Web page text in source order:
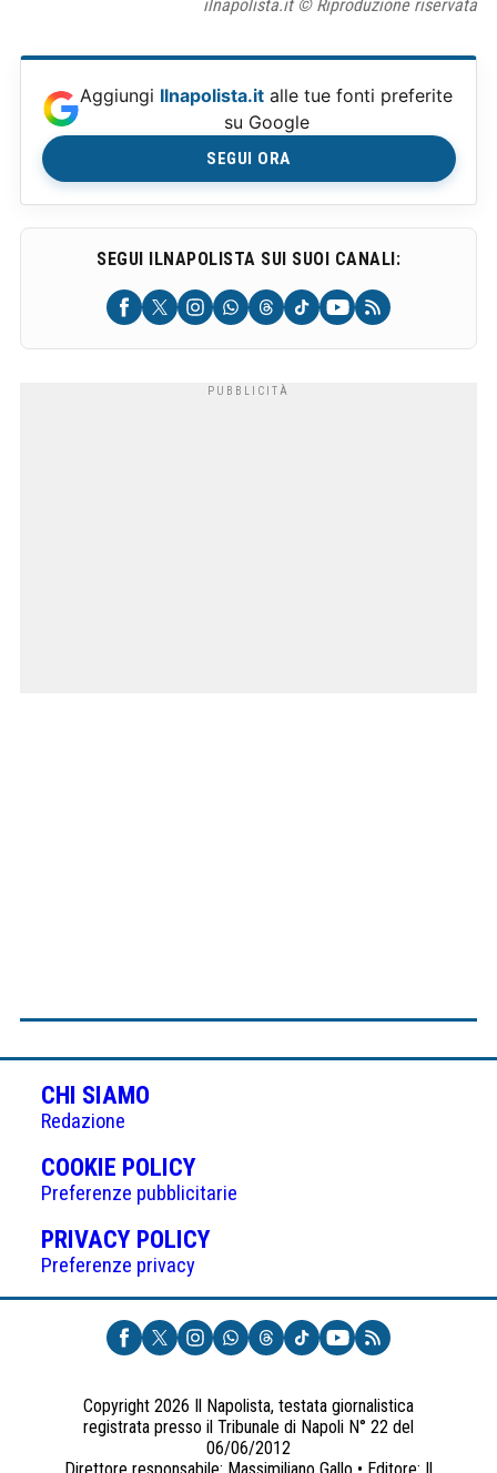
ilnapolista.it © Riproduzione riservata
Aggiungi Ilnapolista.it alle tue fonti preferite
su Google
SEGUI ORA
SEGUI ILNAPOLISTA SUI SUOI CANALI:
CHI SIAMO
Redazione
COOKIE POLICY(APRE
IN
UNA
NUOVA
Preferenze pubblicitarie
PRIVACY POLICY(APRE
UNA
NUOVA
SCHEDA)
Preferenze privacy
Copyright 2026 Il Napolista, testata giornalistica
registrata presso il Tribunale di Napoli N° 22 del
06/06/2012